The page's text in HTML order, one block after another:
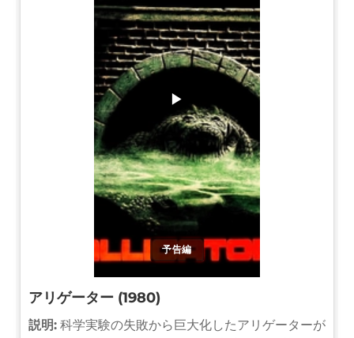
予告編
▶
アリゲーター (1980)
説明: 科学実験の失敗から巨大化したアリゲーターが